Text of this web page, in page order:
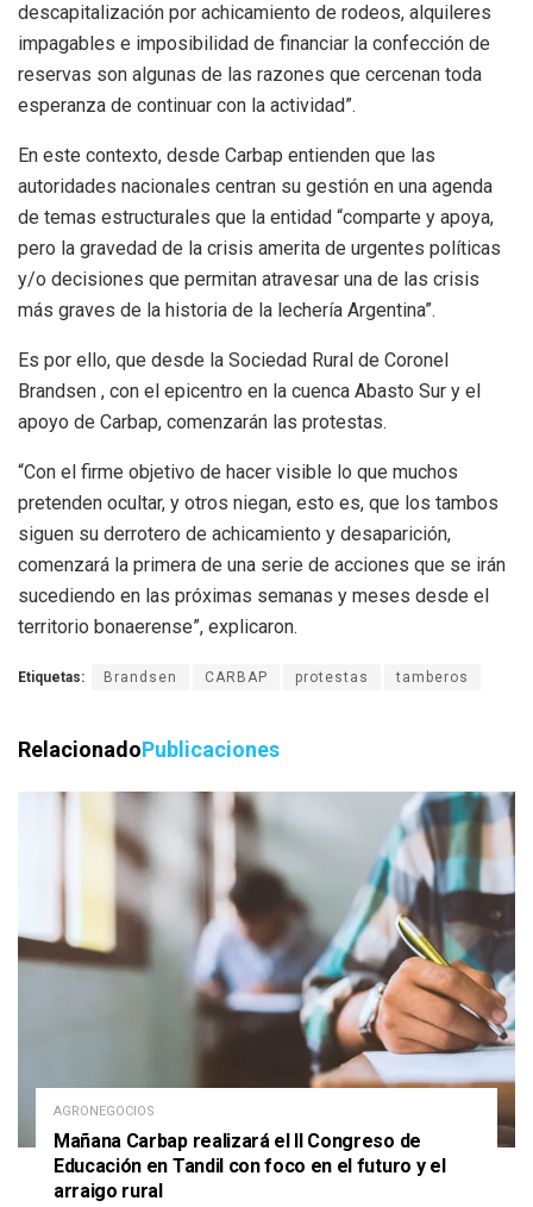
descapitalización por achicamiento de rodeos, alquileres
impagables e imposibilidad de financiar la confección de
reservas son algunas de las razones que cercenan toda
esperanza de continuar con la actividad”.
En este contexto, desde Carbap entienden que las
autoridades nacionales centran su gestión en una agenda
de temas estructurales que la entidad “comparte y apoya,
pero la gravedad de la crisis amerita de urgentes políticas
y/o decisiones que permitan atravesar una de las crisis
más graves de la historia de la lechería Argentina”.
Es por ello, que desde la Sociedad Rural de Coronel
Brandsen , con el epicentro en la cuenca Abasto Sur y el
apoyo de Carbap, comenzarán las protestas.
“Con el firme objetivo de hacer visible lo que muchos
pretenden ocultar, y otros niegan, esto es, que los tambos
siguen su derrotero de achicamiento y desaparición,
comenzará la primera de una serie de acciones que se irán
sucediendo en las próximas semanas y meses desde el
territorio bonaerense”, explicaron.
Etiquetas: Brandsen CARBAP protestas tamberos
RelacionadoPublicaciones
AGRONEGOCIOS
Mañana Carbap realizará el II Congreso de
Educación en Tandil con foco en el futuro y el
arraigo rural